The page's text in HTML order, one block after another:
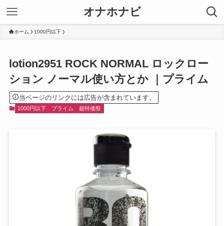
オナホナビ
ホーム 1000円以下
lotion2951 ROCK NORMAL ロックロー
ション ノーマル使い方とか ｜プライム
当ページのリンクには広告が含まれています。
1000円以下 プライム 超特価祭